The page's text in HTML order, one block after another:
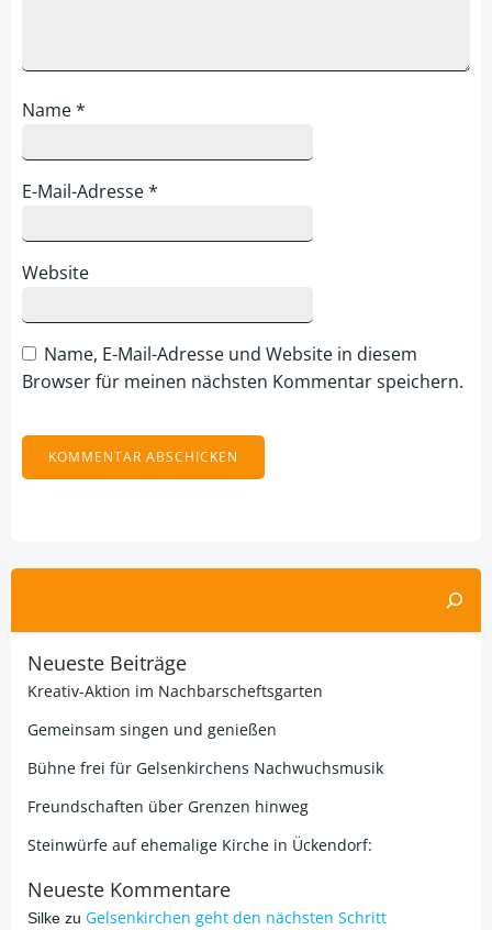
Name*
E-Mail-Adresse*
Website
Name, E-Mail-Adresse und Website in diesem
Browser für meinen nächsten Kommentar speichern.
Neueste Beiträge
Kreativ-Aktion im Nachbarscheftsgarten
Gemeinsam singen und genießen
Bühne frei für Gelsenkirchens Nachwuchsmusik
Freundschaften über Grenzen hinweg
Steinwürfe auf ehemalige Kirche in Ückendorf:
Neueste Kommentare
Silke zu Gelsenkirchen geht den nächsten Schritt